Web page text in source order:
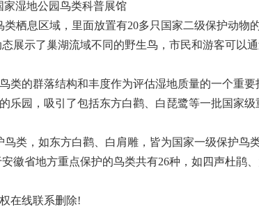
家湿地公园鸟类科普展馆
息区域，里面放置有20多只国家二级保护动物
展示了巢湖流域不同的野生鸟，市民和游客可以
的群落结构和丰度作为评估湿地质量的一个重要
乐园，吸引了包括东方白鹳、白琵鹭等一批国家
，如东方白鹳、白肩雕，皆为国家一级保护鸟
徽省地方重点保护的鸟类共有26种，如四声杜鹃
在线联系删除!